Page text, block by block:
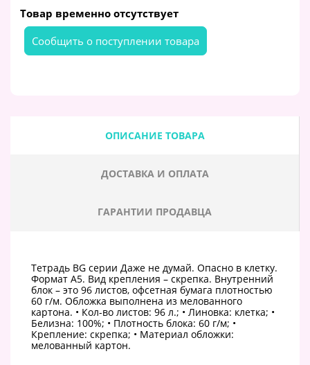
Товар временно отсутствует
Cообщить о поступлении товара
ОПИСАНИЕ ТОВАРА
ДОСТАВКА И ОПЛАТА
ГАРАНТИИ ПРОДАВЦА
Тетрадь BG серии Даже не думай. Опасно в клетку.
Формат А5. Вид крепления – скрепка. Внутренний
блок – это 96 листов, офсетная бумага плотностью
60 г/м. Обложка выполнена из мелованного
картона. • Кол-во листов: 96 л.; • Линовка: клетка; •
Белизна: 100%; • Плотность блока: 60 г/м; •
Крепление: скрепка; • Материал обложки:
мелованный картон.